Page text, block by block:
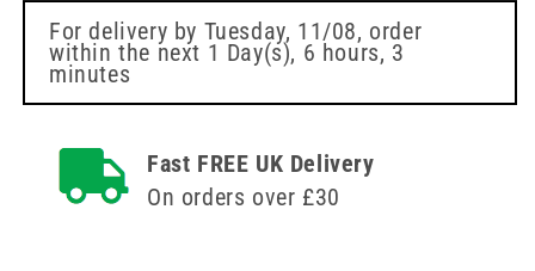
Catheter
Leg
Bags
Leg
Bags
For delivery by Tuesday, 11/08, order
within the next 1 Day(s), 6 hours, 3
minutes
Fast FREE UK Delivery
On orders over £30